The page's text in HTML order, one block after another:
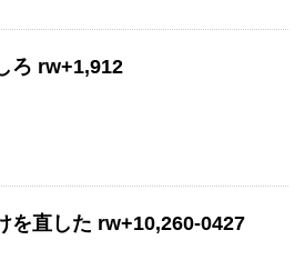
ろ rw+1,912
を直した rw+10,260-0427